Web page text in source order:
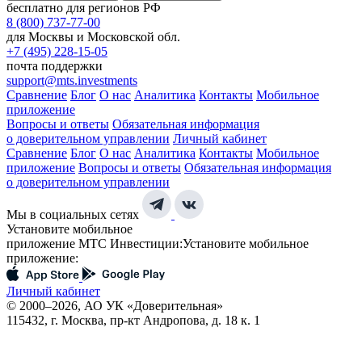
бесплатно для регионов РФ
8 (800) 737-77-00
для Москвы и Московской обл.
+7 (495) 228-15-05
почта поддержки
support@mts.investments
Сравнение Блог О нас Аналитика Контакты Мобильное
приложение
Вопросы и ответы Обязательная информация
о доверительном управлении Личный кабинет
Сравнение Блог О нас Аналитика Контакты Мобильное
приложение Вопросы и ответы Обязательная информация
о доверительном управлении
Мы в социальных сетях
Установите мобильное
приложение МТС Инвестиции:Установите мобильное
приложение:
Личный кабинет
© 2000–2026, АО УК «Доверительная»
115432, г. Москва, пр-кт Андропова, д. 18 к. 1